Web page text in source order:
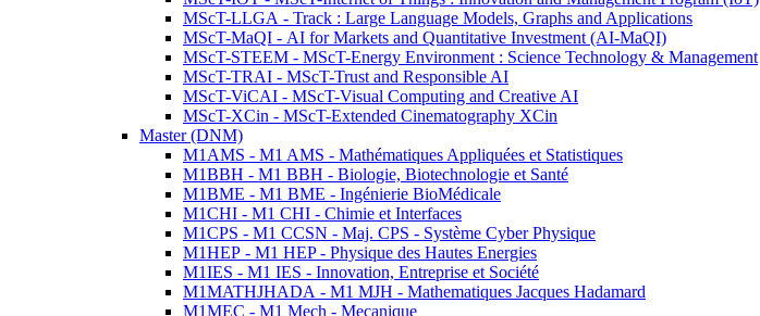
MScT-LLGA - Track : Large Language Models, Graphs and Applications
MScT-MaQI - AI for Markets and Quantitative Investment (AI-MaQI)
MScT-STEEM - MScT-Energy Environment : Science Technology & Management
MScT-TRAI - MScT-Trust and Responsible AI
MScT-ViCAI - MScT-Visual Computing and Creative AI
MScT-XCin - MScT-Extended Cinematography XCin
Master (DNM)
M1AMS - M1 AMS - Mathématiques Appliquées et Statistiques
M1BBH - M1 BBH - Biologie, Biotechnologie et Santé
M1BME - M1 BME - Ingénierie BioMédicale
M1CHI - M1 CHI - Chimie et Interfaces
M1CPS - M1 CCSN - Maj. CPS - Système Cyber Physique
M1HEP - M1 HEP - Physique des Hautes Energies
M1IES - M1 IES - Innovation, Entreprise et Société
M1MATHJHADA - M1 MJH - Mathematiques Jacques Hadamard
M1MEC - M1 Mech - Mecanique